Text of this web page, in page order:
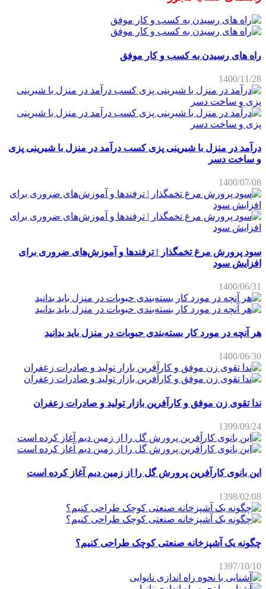
راه های رسیدن به کسب و کار موفق
1400/11/28
درآمد در منزل با شیرینی پزی کسب درآمد در منزل با شیرینی پزی
و ساخت دسر
1400/07/08
سود پرورش مرغ تخمگذار | ترفندها و آموزش‌های ضروری برای
افزایش سود
1400/06/31
هر آنچه در مورد کار بسته‌بندی حبوبات در منزل باید بدانید
1400/06/30
ندا تقوی زن موفق و کارآفرین بازار تولید و صادرات زعفران
1399/09/24
این بانوی کارآفرین پرورش گل را از زمین دیم آغاز کرده است
1398/02/08
چگونه یک آشپزخانه صنعتی کوچک طراحی کنیم؟
1397/10/10